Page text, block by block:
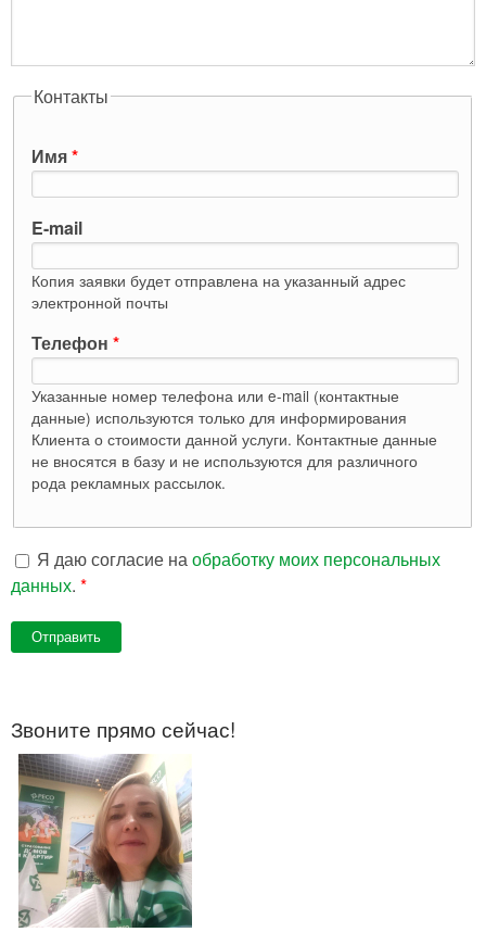
Контакты
Имя*
E-mail
Копия заявки будет отправлена на указанный адрес
электронной почты
Телефон *
Указанные номер телефона или e-mail (контактные
данные) используются только для информирования
Клиента о стоимости данной услуги. Контактные данные
не вносятся в базу и не используются для различного
рода рекламных рассылок.
Я даю согласие на обработку моих персональных
данных. *
Звоните прямо сейчас!